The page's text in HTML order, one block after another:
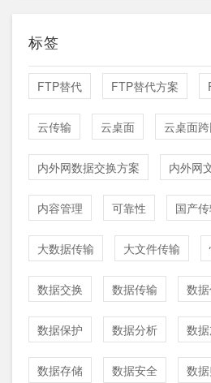
标签
FTP替代 FTP替代方案
云传输 云桌面 云桌面
内外网数据交换方案 内外网
内容管理 可靠性 国产
大数据传输 大文件传输
数据交换 数据传输 数
数据保护 数据分析 数
数据存储 数据安全 数